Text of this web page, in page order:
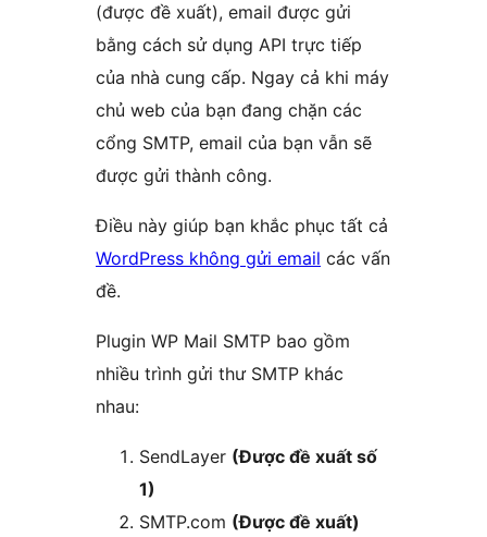
(được đề xuất), email được gửi
bằng cách sử dụng API trực tiếp
của nhà cung cấp. Ngay cả khi máy
chủ web của bạn đang chặn các
cổng SMTP, email của bạn vẫn sẽ
được gửi thành công.
Điều này giúp bạn khắc phục tất cả
WordPress không gửi email các vấn
đề.
Plugin WP Mail SMTP bao gồm
nhiều trình gửi thư SMTP khác
nhau:
SendLayer (Được đề xuất số
1)
SMTP.com (Được đề xuất)